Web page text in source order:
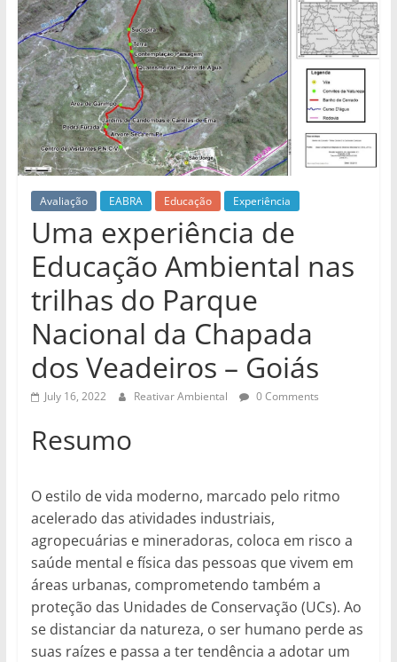
Avaliação EABRA Educação Experiência
Uma experiência de
Educação Ambiental nas
trilhas do Parque
Nacional da Chapada
dos Veadeiros – Goiás
July 16, 2022 Reativar Ambiental 0 Comments
Resumo
O estilo de vida moderno, marcado pelo ritmo
acelerado das atividades industriais,
agropecuárias e mineradoras, coloca em risco a
saúde mental e física das pessoas que vivem em
áreas urbanas, comprometendo também a
proteção das Unidades de Conservação (UCs). Ao
se distanciar da natureza, o ser humano perde as
suas raízes e passa a ter tendência a adotar um